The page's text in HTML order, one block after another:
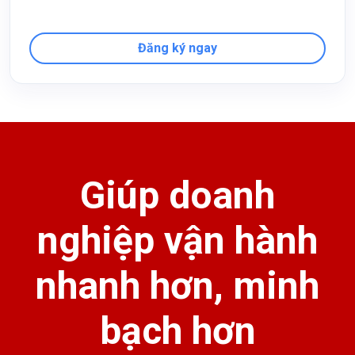
Đăng ký ngay
Giúp doanh
nghiệp vận hành
nhanh hơn, minh
bạch hơn